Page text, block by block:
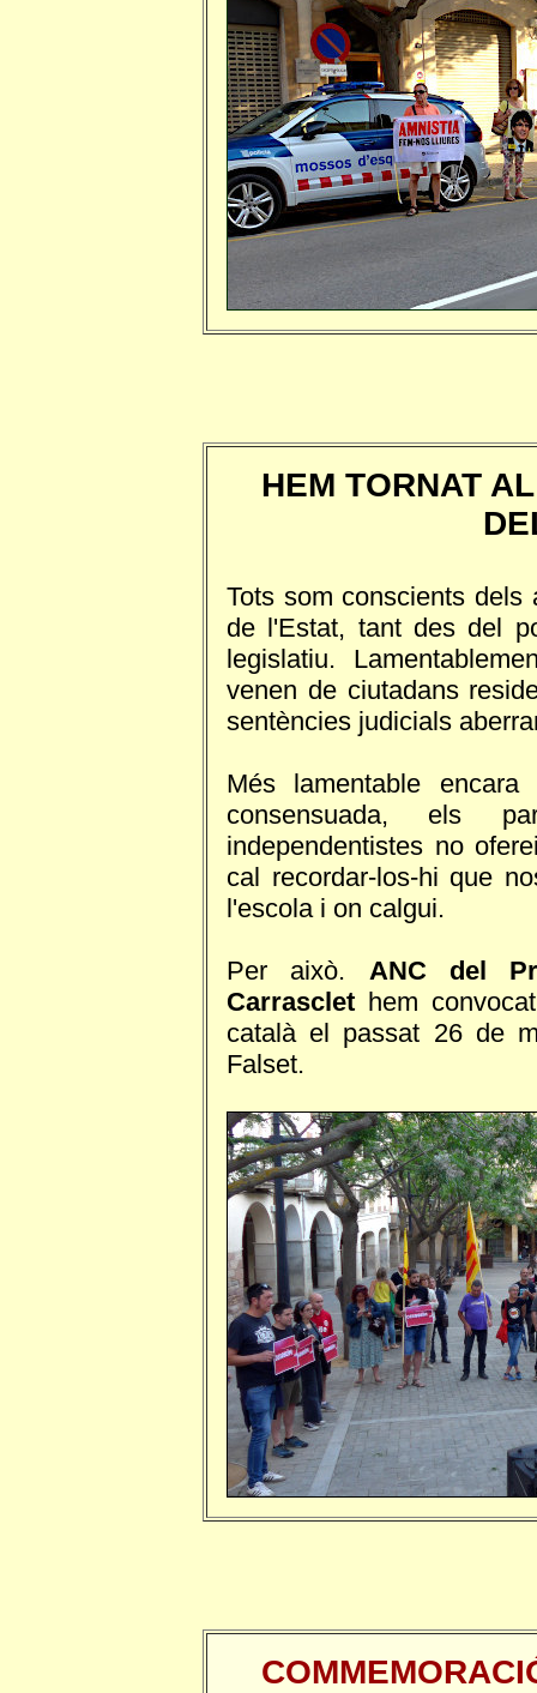
HEM TORNAT
Tots som conscients
de l'Estat, tant des del
legislatiu.
venen de ciutadans
sentències judicials
Més lamentable
consensuada, els
independentistes no
cal recordar-los-hi que
l'escola i on calgui.
Per això. ANC del
Carrasclet hem
català el passat 26 de
Falset.